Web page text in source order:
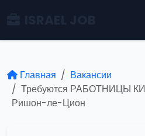
Главная
Вакансии
Требуются РАБОТНИЦЫ
Ришон-ле-Цион